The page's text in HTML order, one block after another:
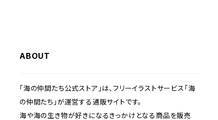
ABOUT
「海の仲間たち公式ストア」は、フリーイラストサービス「海
の仲間たち」が運営する通販サイトです。
海や海の生き物が好きになるきっかけとなる商品を販売